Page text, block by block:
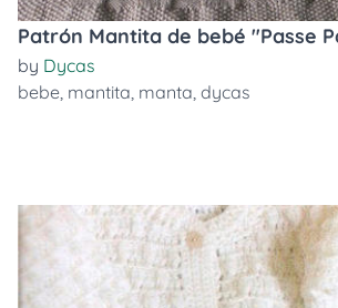
Patrón Mantita de bebé "Passe
by Dycas
bebe, mantita, manta, dycas